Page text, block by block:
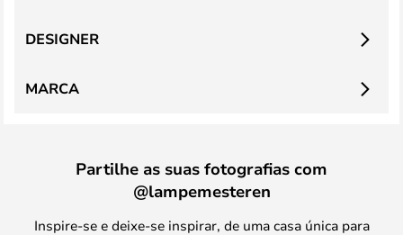
DESIGNER
MARCA
Partilhe as suas fotografias com
@lampemesteren
Inspire-se e deixe-se inspirar, de uma casa única para